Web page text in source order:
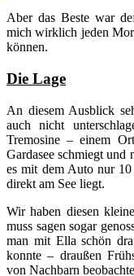
Aber das Beste war
mich wirklich jeden
können.
Die Lage
An diesem Ausblick
auch nicht
Tremosine – einem
Gardasee schmiegt und
es mit dem Auto nur
direkt am See liegt.
Wir haben diesen
muss sagen sogar
man mit Ella schön
konnte – draußen
von Nachbarn